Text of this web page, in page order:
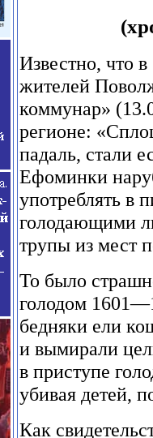
Известно, что
жителей
коммунар»
регионе:
падаль, стали
Ефоминки
употреблять в
голодающими
трупы из мест
То было
голодом
бедняки ели
и вымирали
в приступе
убивая детей,
Как